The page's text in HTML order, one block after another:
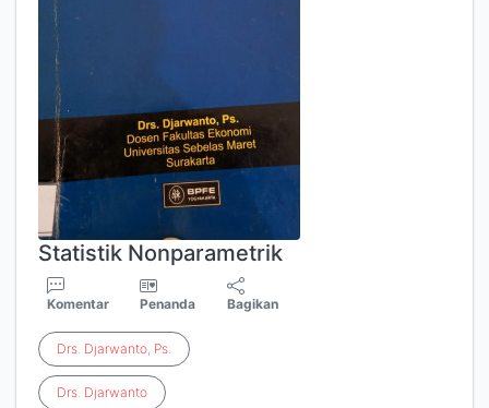
Statistik Nonparametrik
Komentar Penanda Bagikan
Drs. Djarwanto, Ps.
Drs. Djarwanto